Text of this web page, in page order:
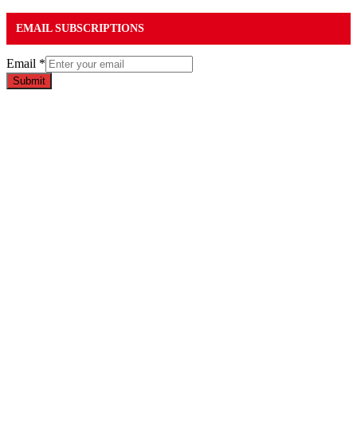
EMAIL SUBSCRIPTIONS
Email *
Submit